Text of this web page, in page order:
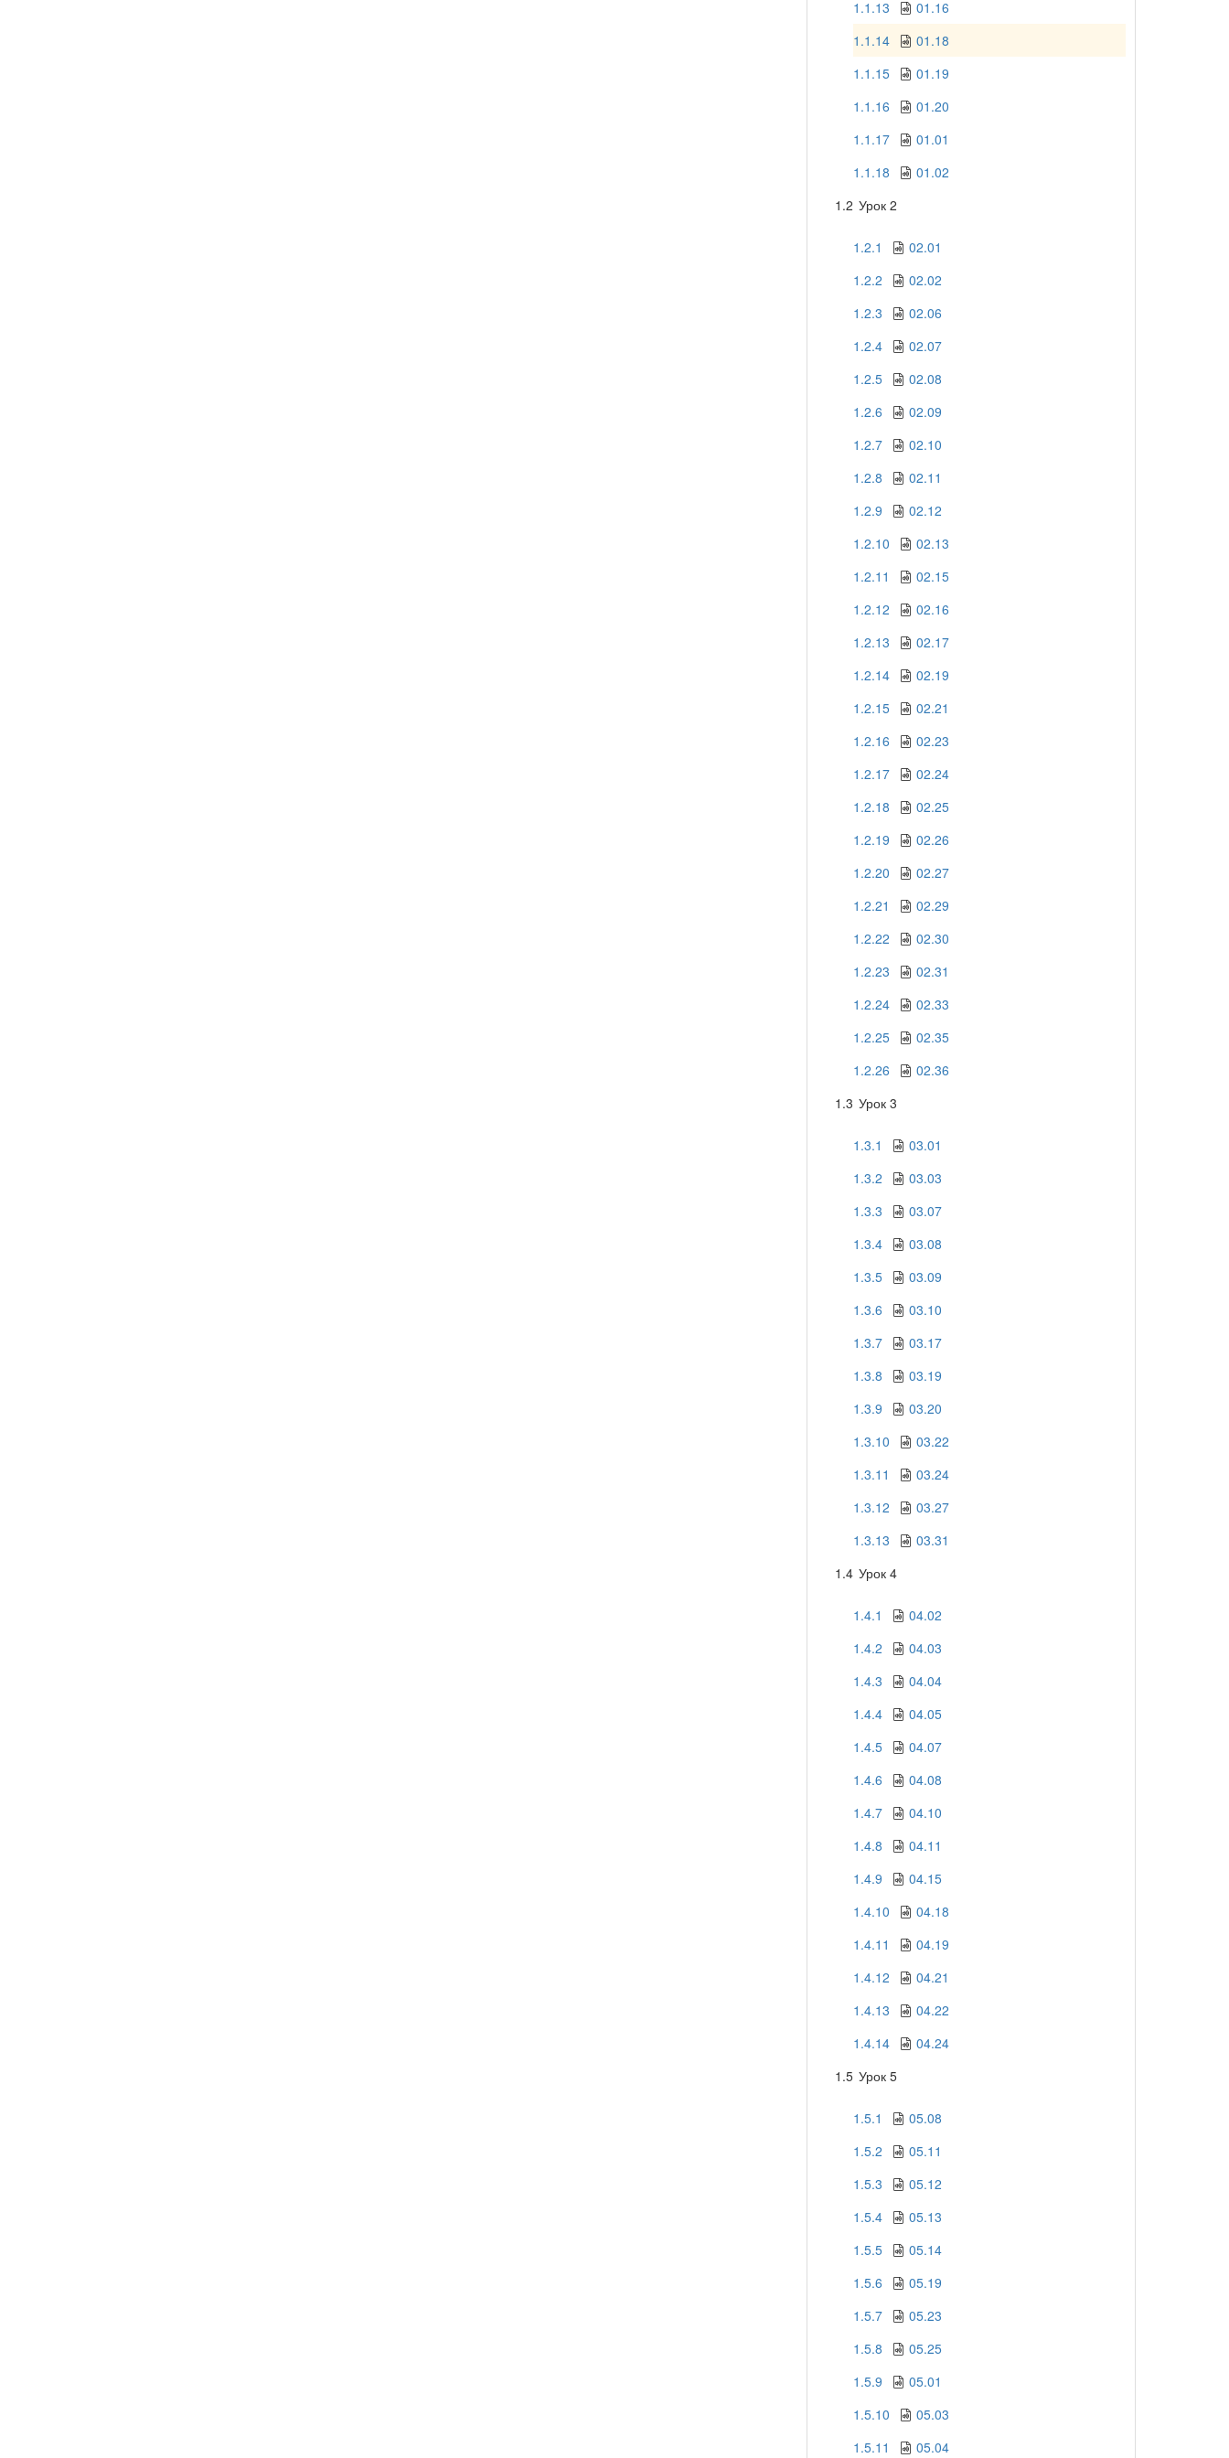
1.1.13
01.16
1.1.14
01.18
1.1.15
01.19
1.1.16
01.20
1.1.17
01.01
1.1.18
01.02
1.2 Урок 2
1.2.1
02.01
1.2.2
02.02
1.2.3
02.06
1.2.4
02.07
1.2.5
02.08
1.2.6
02.09
1.2.7
02.10
1.2.8
02.11
1.2.9
02.12
1.2.10
02.13
1.2.11
02.15
1.2.12
02.16
1.2.13
02.17
1.2.14
02.19
1.2.15
02.21
1.2.16
02.23
1.2.17
02.24
1.2.18
02.25
1.2.19
02.26
1.2.20
02.27
1.2.21
02.29
1.2.22
02.30
1.2.23
02.31
1.2.24
02.33
1.2.25
02.35
1.2.26
02.36
1.3 Урок 3
1.3.1
03.01
1.3.2
03.03
1.3.3
03.07
1.3.4
03.08
1.3.5
03.09
1.3.6
03.10
1.3.7
03.17
1.3.8
03.19
1.3.9
03.20
1.3.10
03.22
1.3.11
03.24
1.3.12
03.27
1.3.13
03.31
1.4 Урок 4
1.4.1
04.02
1.4.2
04.03
1.4.3
04.04
1.4.4
04.05
1.4.5
04.07
1.4.6
04.08
1.4.7
04.10
1.4.8
04.11
1.4.9
04.15
1.4.10
04.18
1.4.11
04.19
1.4.12
04.21
1.4.13
04.22
1.4.14
04.24
1.5 Урок 5
1.5.1
05.08
1.5.2
05.11
1.5.3
05.12
1.5.4
05.13
1.5.5
05.14
1.5.6
05.19
1.5.7
05.23
1.5.8
05.25
1.5.9
05.01
1.5.10
05.03
1.5.11
05.04